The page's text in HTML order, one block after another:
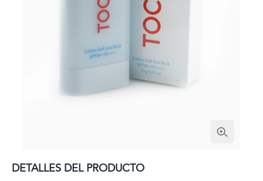
DETALLES DEL PRODUCTO